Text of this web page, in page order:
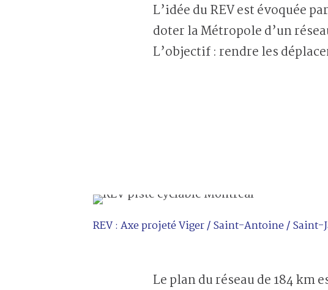
L’idée du REV est évoquée
doter la Métropole d’un
L’objectif : rendre les
REV : Axe projeté Viger / Saint-Antoine /
Le plan du réseau de 184 km